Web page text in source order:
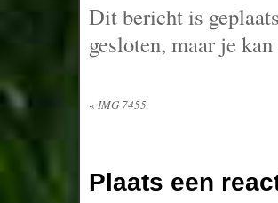
Dit bericht is
gesloten, maar je kan
« IMG 7455
Plaats een